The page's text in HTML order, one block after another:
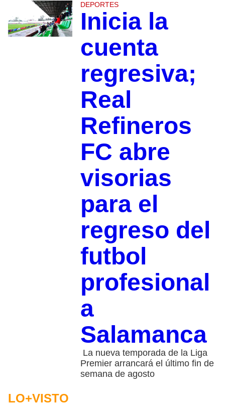
DEPORTES
Inicia la
cuenta
regresiva;
Real
Refineros
FC abre
visorias
para el
regreso del
futbol
profesional
a
Salamanca
La nueva temporada de la Liga
Premier arrancará el último fin de
semana de agosto
LO+VISTO